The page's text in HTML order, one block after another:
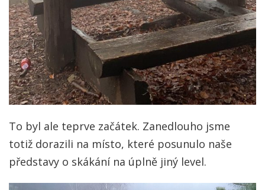
To byl ale teprve začátek. Zanedlouho jsme
totiž dorazili na místo, které posunulo naše
představy o skákání na úplně jiný level.